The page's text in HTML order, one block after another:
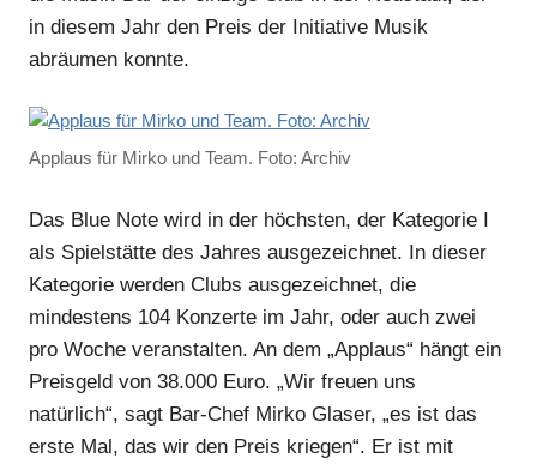
in diesem Jahr den Preis der Initiative Musik
abräumen konnte.
Applaus für Mirko und Team. Foto: Archiv
Das Blue Note wird in der höchsten, der Kategorie I
als Spielstätte des Jahres ausgezeichnet. In dieser
Kategorie werden Clubs ausgezeichnet, die
mindestens 104 Konzerte im Jahr, oder auch zwei
pro Woche veranstalten. An dem „Applaus“ hängt ein
Preisgeld von 38.000 Euro. „Wir freuen uns
natürlich“, sagt Bar-Chef Mirko Glaser, „es ist das
erste Mal, das wir den Preis kriegen“. Er ist mit